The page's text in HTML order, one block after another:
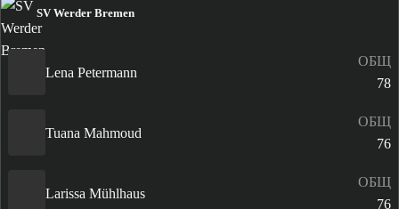
SV Werder Bremen
Lena Petermann
ОБЩ
78
Tuana Mahmoud
ОБЩ
76
Larissa Mühlhaus
ОБЩ
76